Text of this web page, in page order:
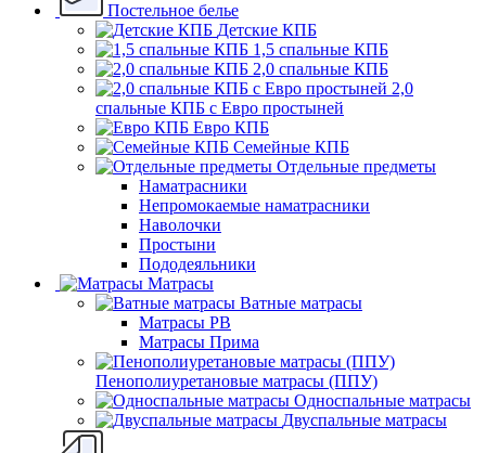
Постельное белье
Детские КПБ
1,5 спальные КПБ
2,0 спальные КПБ
2,0
спальные КПБ с Евро простыней
Евро КПБ
Семейные КПБ
Отдельные предметы
Наматрасники
Непромокаемые наматрасники
Наволочки
Простыни
Пододеяльники
Матрасы
Ватные матрасы
Матрасы РВ
Матрасы Прима
Пенополиуретановые матрасы (ППУ)
Односпальные матрасы
Двуспальные матрасы